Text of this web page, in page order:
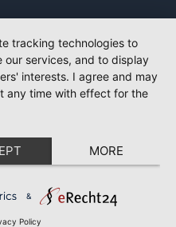
tracking technologies to
our services, and to display
interests. I agree and may
any time with effect for the
MORE
&
Policy